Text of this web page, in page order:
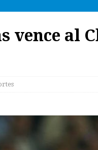
vence al